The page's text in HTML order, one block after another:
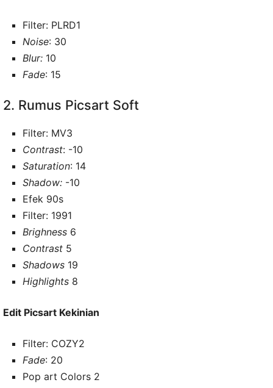
Filter: PLRD1
Noise: 30
Blur: 10
Fade: 15
2. Rumus Picsart Soft
Filter: MV3
Contrast: -10
Saturation: 14
Shadow: -10
Efek 90s
Filter: 1991
Brighness 6
Contrast 5
Shadows 19
Highlights 8
Edit Picsart Kekinian
Filter: COZY2
Fade: 20
Pop art Colors 2